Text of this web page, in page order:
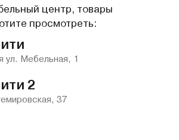
центр, товары
просмотреть:
ул. Мебельная, 1
2
37